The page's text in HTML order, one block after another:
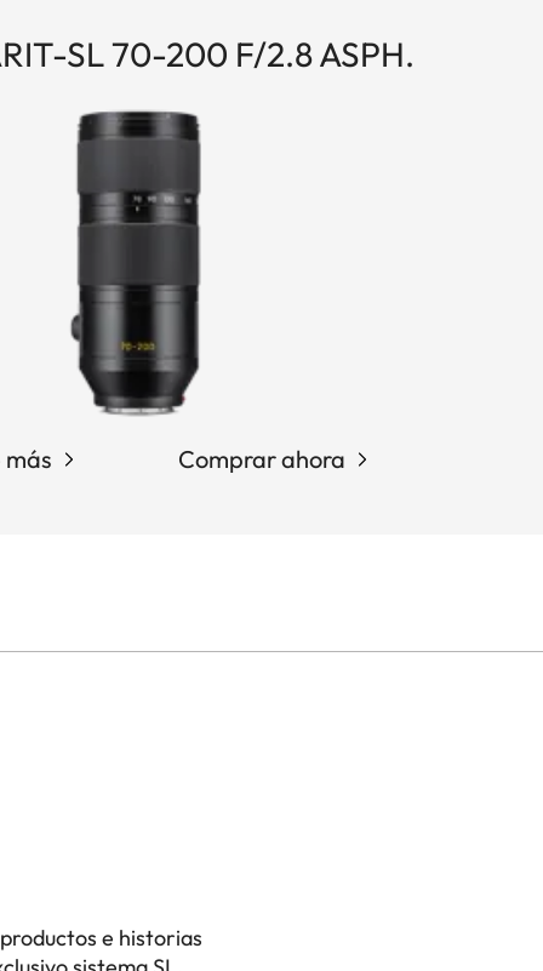
SL 70-200 F/2.8 ASPH.
más Comprar ahora
e historias